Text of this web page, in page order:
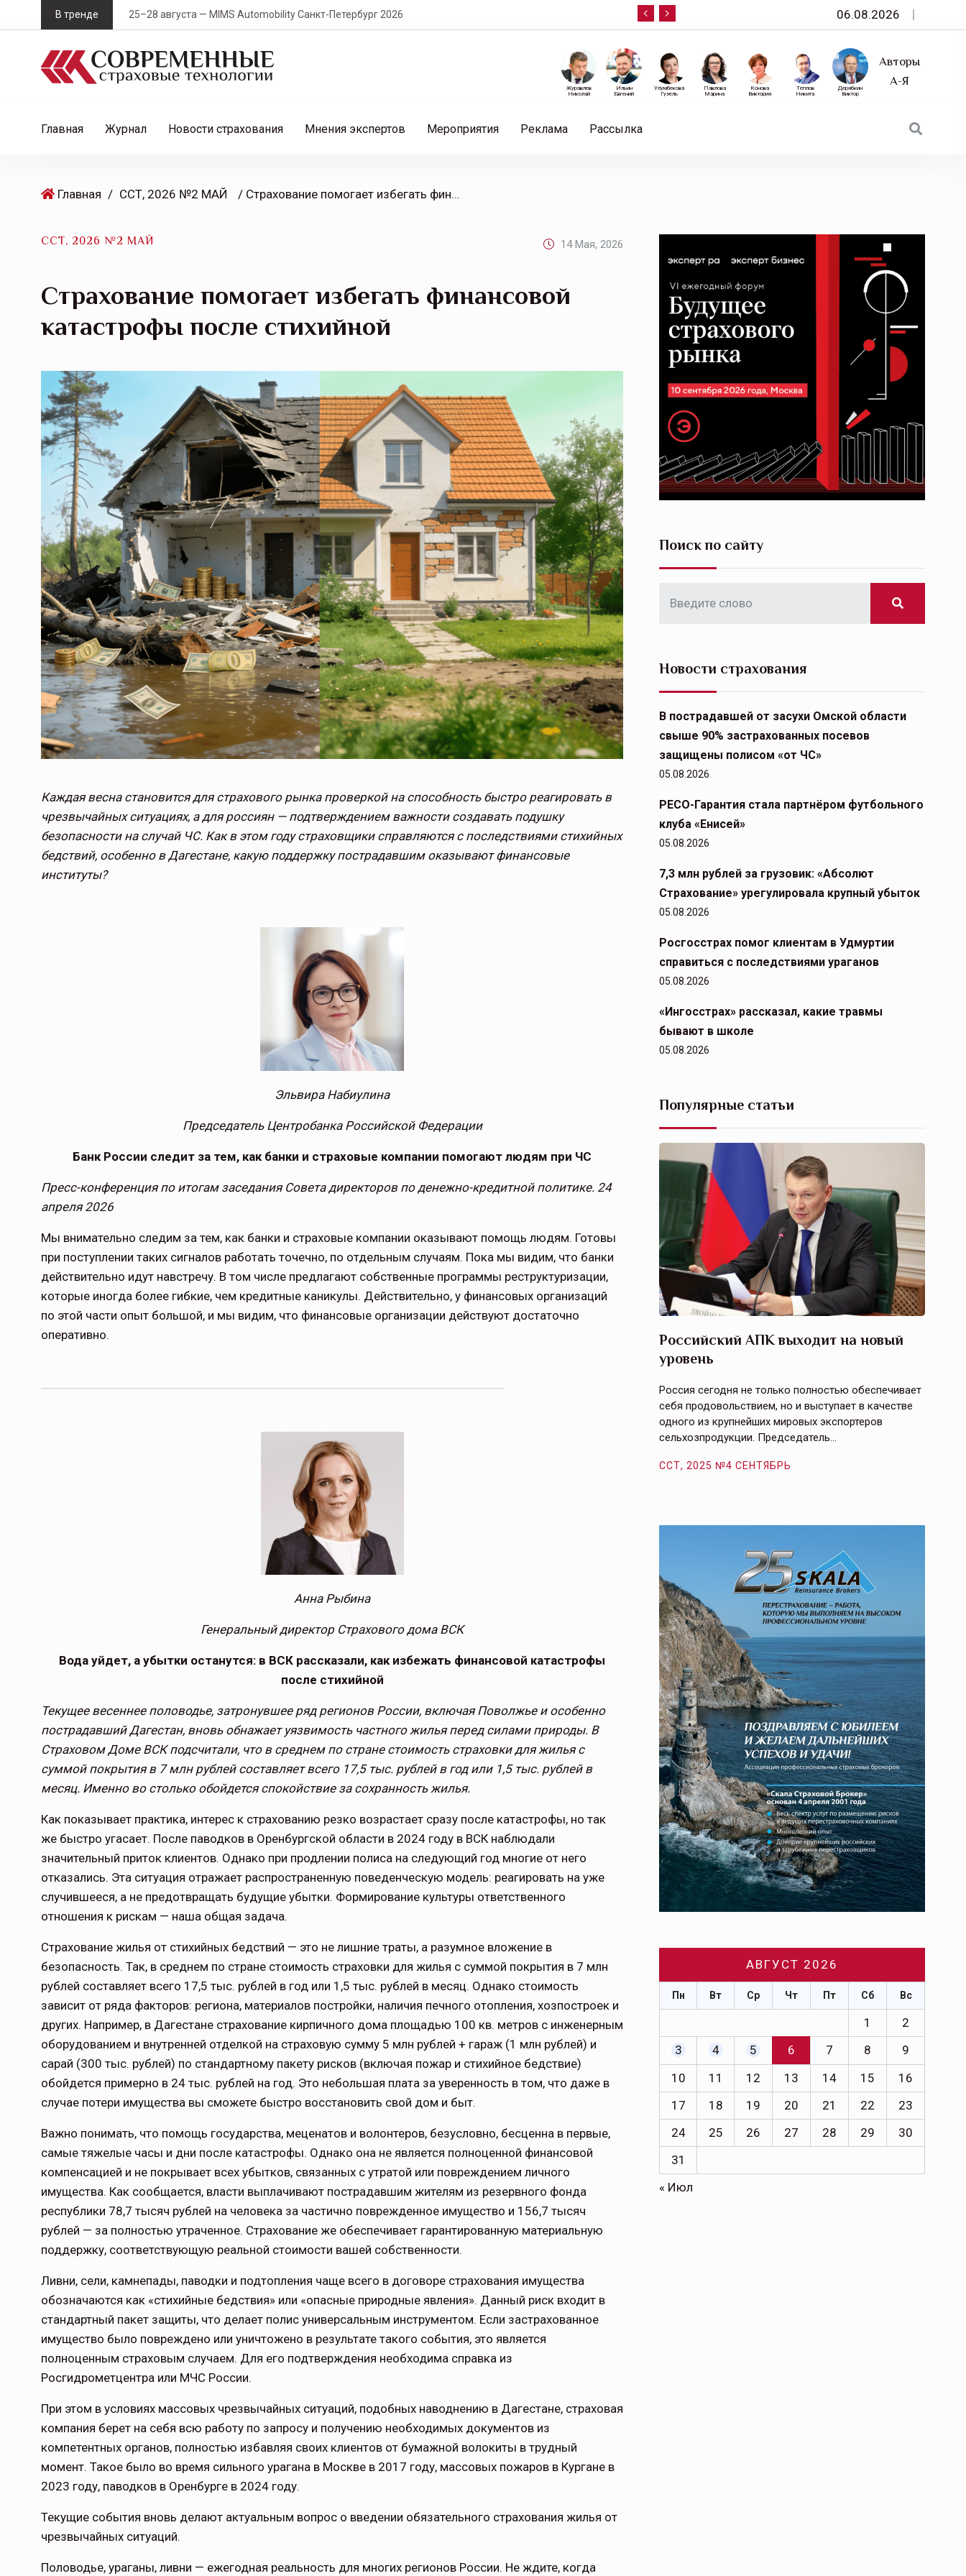
k
В тренде 25–28 августа — MIMS Automobility Санкт-Петербург 2026 10 сентября — «Эксперт РА» приглашает на
06.08.2026
Авторы
А-Я
Дерябкин
Виктор
Теплов
Никита
Конова
Виктория
Павлова
Марина
Улумбекова
Гузель
Ильин
Евгений
Журавлев
Николай
Главная Журнал Новости страхования Мнения экспертов Мероприятия Реклама Рассылка
Главная / ССТ, 2026 №2 МАЙ / Страхование помогает избегать финансовой катастрофы после стихийной
ССТ, 2026 №2 МАЙ 14 Мая, 2026
Страхование помогает избегать финансовой
катастрофы после стихийной
Каждая весна становится для страхового рынка проверкой на способность быстро реагировать в
чрезвычайных ситуациях, а для россиян — подтверждением важности создавать подушку
безопасности на случай ЧС. Как в этом году страховщики справляются с последствиями стихийных
бедствий, особенно в Дагестане, какую поддержку пострадавшим оказывают финансовые
институты?
Эльвира Набиулина
Председатель Центробанка Российской Федерации
Банк России следит за тем, как банки и страховые компании помогают людям при ЧС
Пресс-конференция по итогам заседания Совета директоров по денежно-кредитной политике. 24
апреля 2026
Мы внимательно следим за тем, как банки и страховые компании ока­зывают помощь людям. Готовы
при поступлении таких сигналов работать точечно, по отдельным случаям. Пока мы видим, что банки
действительно идут навстречу. В том числе предлага­ют собственные программы реструкту­ризации,
которые иногда более гибкие, чем кредитные каникулы. Действи­тельно, у финансовых организаций
по этой части опыт большой, и мы ви­дим, что финансовые организации действуют достаточно
оперативно.
Анна Рыбина
Генеральный директор Страхового дома ВСК
Вода уйдет, а убытки останутся: в ВСК рассказали, как избежать финансовой катастрофы
после стихийной
Текущее весеннее половодье, затронувшее ряд регионов России, включая Поволжье и особенно
пострадавший Дагестан, вновь обнажает уязвимость частного жилья перед силами природы. В
Страховом Доме ВСК подсчитали, что в среднем по стране стоимость страховки для жилья с
суммой покрытия в 7 млн рублей составляет всего 17,5 тыс. рублей в год или 1,5 тыс. рублей в
месяц. Именно во столько обойдется спокойствие за сохранность жилья.
Как показывает практика, интерес к страхованию резко возрастает сразу после катастрофы, но так
же быстро угасает. После паводков в Оренбургской области в 2024 году в ВСК наблюдали
значительный приток клиентов. Однако при продлении полиса на следующий год многие от него
отказались. Эта ситуация отражает распространенную поведенческую модель: реагировать на уже
случившееся, а не предотвращать будущие убытки. Формирование культуры ответственного
отношения к рискам — наша общая задача.
Страхование жилья от стихийных бедствий — это не лишние траты, а разумное вложение в
безопасность. Так, в среднем по стране стоимость страховки для жилья с суммой покрытия в 7 млн
рублей составляет всего 17,5 тыс. рублей в год или 1,5 тыс. рублей в месяц. Однако стоимость
зависит от ряда факторов: региона, материалов постройки, наличия печного отопления, хозпостроек и
других. Например, в Дагестане страхование кирпичного дома площадью 100 кв. метров с инженерным
оборудованием и внутренней отделкой на страховую сумму 5 млн рублей + гараж (1 млн рублей) и
сарай (300 тыс. рублей) по стандартному пакету рисков (включая пожар и стихийное бедствие)
обойдется примерно в 24 тыс. рублей на год. Это небольшая плата за уверенность в том, что даже в
случае потери имущества вы сможете быстро восстановить свой дом и быт.
Важно понимать, что помощь государства, меценатов и волонтеров, безусловно, бесценна в первые,
самые тяжелые часы и дни после катастрофы. Однако она не является полноценной финансовой
компенсацией и не покрывает всех убытков, связанных с утратой или повреждением личного
имущества. Как сообщается, власти выплачивают пострадавшим жителям из резервного фонда
республики 78,7 тысяч рублей на человека за частично поврежденное имущество и 156,7 тысяч
рублей — за полностью утраченное. Страхование же обеспечивает гарантированную материальную
поддержку, соответствующую реальной стоимости вашей собственности.
Ливни, сели, камнепады, паводки и подтопления чаще всего в договоре страхования имущества
обозначаются как «стихийные бедствия» или «опасные природные явления». Данный риск входит в
стандартный пакет защиты, что делает полис универсальным инструментом. Если застрахованное
имущество было повреждено или уничтожено в результате такого события, это является
полноценным страховым случаем. Для его подтверждения необходима справка из
Росгидрометцентра или МЧС России.
При этом в условиях массовых чрезвычайных ситуаций, подобных наводнению в Дагестане, страховая
компания берет на себя всю работу по запросу и получению необходимых документов из
компетентных органов, полностью избавляя своих клиентов от бумажной волокиты в трудный
момент. Такое было во время сильного урагана в Москве в 2017 году, массовых пожаров в Кургане в
2023 году, паводков в Оренбурге в 2024 году.
Текущие события вновь делают актуальным вопрос о введении обязательного страхования жилья от
чрезвычайных ситуаций.
Половодье, ураганы, ливни — ежегодная реальность для многих регионов России. Не ждите, когда
Поиск по сайту
Новости страхования
В пострадавшей от засухи Омской области
свыше 90% застрахованных посевов
защищены полисом «от ЧС»
05.08.2026
РЕСО-Гарантия стала партнёром футбольного
клуба «Енисей»
05.08.2026
7,3 млн рублей за грузовик: «Абсолют
Страхование» урегулировала крупный убыток
05.08.2026
Росгосстрах помог клиентам в Удмуртии
справиться с последствиями ураганов
05.08.2026
«Ингосстрах» рассказал, какие травмы
бывают в школе
05.08.2026
Популярные статьи
сельскохозяйственный регион с историческими
рынка в России является одним из наиболее
Российский АПК выходит на новый
уровень
Россия сегодня не только полностью обеспечивает
себя продовольствием, но и выступает в качестве
одного из крупнейших мировых экспортеров
сельхозпродукции. Председатель…
ССТ, 2025 №4 СЕНТЯБРЬ
АВГУСТ 2026
Пн Вт Ср Чт Пт Сб Вс
1
2
3
4 5 6 7 8
9
10
11 12 13 14 15
16
17
18 19 20 21 22
23
24
25 26 27 28 29
30
31
« Июл